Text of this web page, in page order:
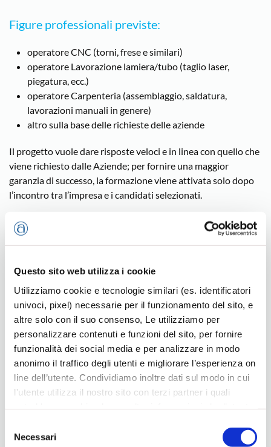
Questo sito web utilizza i cookie
Utilizziamo cookie e tecnologie similari (es. identificatori
univoci, pixel) necessarie per il funzionamento del sito, e
altre solo con il suo consenso, Le utilizziamo per
personalizzare contenuti e funzioni del sito, per fornire
funzionalità dei social media e per analizzare in modo
anonimo il traffico degli utenti e migliorare l’esperienza on
line dell’utente. Condividiamo inoltre dati sul modo in cui
l'utente utilizza il nostro sito con terzi partner i quali
loro servizi, per finalità pubblicitarie creando elenchi di
delNecessari
Figure professionali previste:
operatore CNC (torni, frese e similari)
operatore Lavorazione lamiera/tubo (taglio laser,
piegatura, ecc.)
operatore Carpenteria (assemblaggio, saldatura,
lavorazioni manuali in genere)
altro sulla base delle richieste delle aziende
Il progetto vuole dare risposte veloci e in linea con quello che
viene richiesto dalle Aziende; per fornire una maggior
garanzia di successo, la formazione viene attivata solo dopo
l’incontro tra l’impresa e i candidati selezionati.
Per tutte le informazioni e i dettagli consulta il sito Cesar
Ultimi eventi